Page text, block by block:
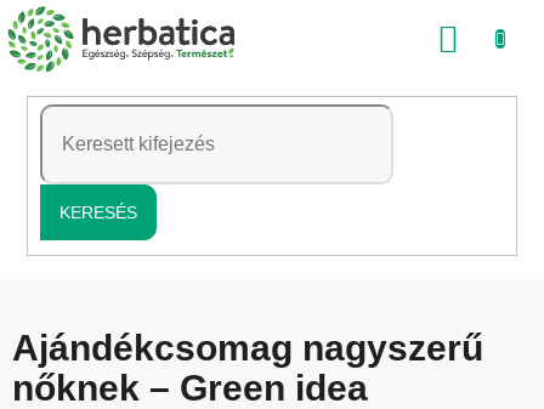
Ugrás
a
tartalomhoz
KERESÉS
Ajándékcsomag nagyszerű
nőknek – Green idea